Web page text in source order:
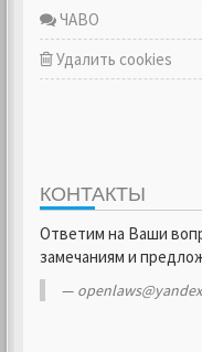
ЧАВО
Удалить cookies
КОНТАКТЫ
Ответим на Ваши
замечаниям и